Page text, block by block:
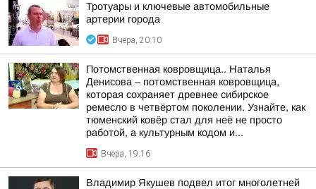
Тротуары и ключевые автомобильные
артерии города
Вчера, 20:10
Потомственная ковровщица.. Наталья
Денисова – потомственная ковровщица,
которая сохраняет древнее сибирское
ремесло в четвёртом поколении. Узнайте, как
тюменский ковёр стал для неё не просто
работой, а культурным кодом и...
Вчера, 19:16
Владимир Якушев подвел итог многолетней